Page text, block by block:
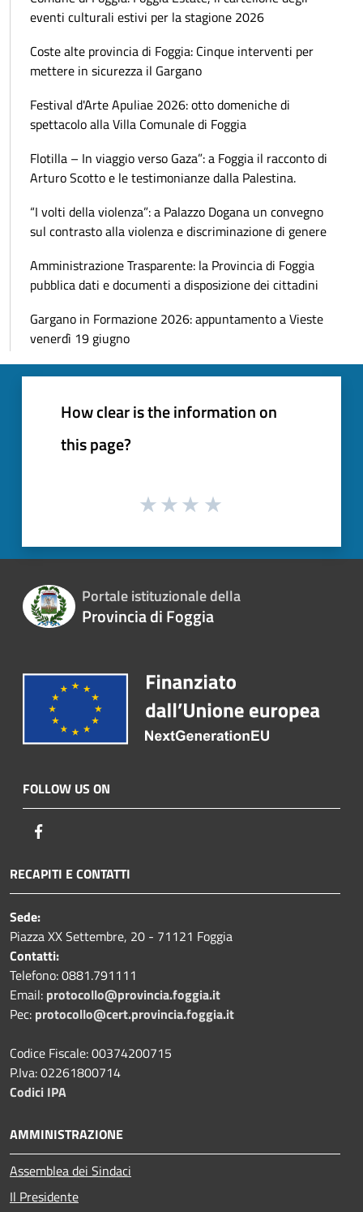
eventi culturali estivi per la stagione 2026
Coste alte provincia di Foggia: Cinque interventi per
mettere in sicurezza il Gargano
Festival d'Arte Apuliae 2026: otto domeniche di
spettacolo alla Villa Comunale di Foggia
Flotilla – In viaggio verso Gaza”: a Foggia il racconto di
Arturo Scotto e le testimonianze dalla Palestina.
“I volti della violenza”: a Palazzo Dogana un convegno
sul contrasto alla violenza e discriminazione di genere
Amministrazione Trasparente: la Provincia di Foggia
pubblica dati e documenti a disposizione dei cittadini
Gargano in Formazione 2026: appuntamento a Vieste
venerdì 19 giugno
How clear is the information on
this page?
Portale istituzionale della
Provincia di Foggia
FOLLOW US ON
RECAPITI E CONTATTI
Sede:
Piazza XX Settembre, 20 - 71121 Foggia
Contatti:
Telefono: 0881.791111
Email: protocollo@provincia.foggia.it
Pec: protocollo@cert.provincia.foggia.it
Codice Fiscale: 00374200715
P.Iva: 02261800714
Codici IPA
AMMINISTRAZIONE
Assemblea dei Sindaci
Il Presidente